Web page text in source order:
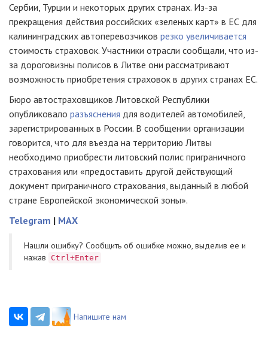
Сербии, Турции и некоторых других странах. Из-за
прекращения действия российских «зеленых карт» в ЕС для
калининградских автоперевозчиков резко увеличивается
стоимость страховок. Участники отрасли сообщали, что из-
за дороговизны полисов в Литве они рассматривают
возможность приобретения страховок в других странах ЕС.
Бюро автостраховщиков Литовской Республики
опубликовало разъяснения для водителей автомобилей,
зарегистрированных в России. В сообщении организации
говорится, что для въезда на территорию Литвы
необходимо приобрести литовский полис приграничного
страхования или «предоставить другой действующий
документ приграничного страхования, выданный в любой
стране Европейской экономической зоны».
Telegram | MAX
Нашли ошибку? Cообщить об ошибке можно, выделив ее и
нажав
Ctrl+Enter
Напишите нам